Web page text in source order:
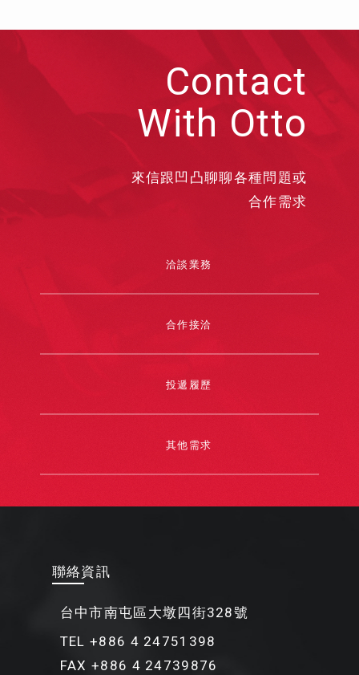
Contact
With Otto
來信跟凹凸聊聊各種問題或
合作需求
洽談業務
合作接洽
投遞履歷
其他需求
聯絡資訊
台中市南屯區大墩四街328號
TEL +886 4 24751398
FAX +886 4 24739876